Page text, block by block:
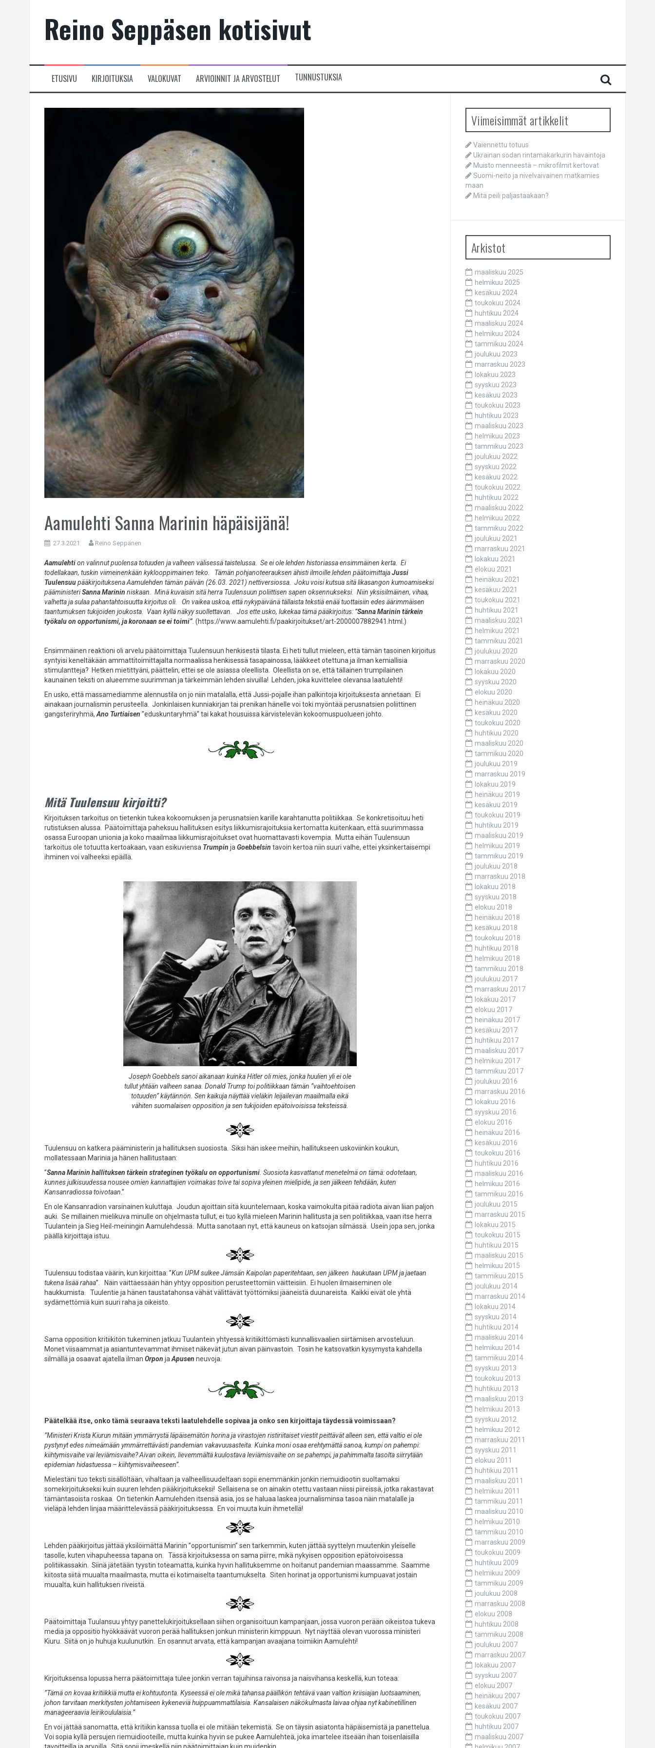
Reino Seppäsen kotisivut
ETUSIVU KIRJOITUKSIA VALOKUVAT ARVIOINNIT JA ARVOSTELUT TUNNUSTUKSIA
Aamulehti Sanna Marinin häpäisijänä!
27.3.2021 Reino Seppänen
Aamulehtion valinnut puolensa totuuden ja valheen välisessä taistelussa. Se ei ole lehden historiassa ensimmäinen kerta. Ei
todellakaan, tuskin viimeinenkään kyklooppimainen teko. Tämän pohjanoteerauksen ähisti ilmoille lehden päätoimittajaJussi
Tuulensuupääkirjoituksena Aamulehden tämän päivän (26.03. 2021) nettiversiossa. Joku voisi kutsua sitä likasangon kumoamiseksi
pääministeriSanna Marinin niskaan. Minä kuvaisin sitä herra Tuulensuun poliittisen sapen oksennukseksi. Niin yksisilmäinen, vihaa,
valhetta ja sulaa pahantahtoisuutta kirjoitus oli. On vaikea uskoa, että nykypäivänä tällaista tekstiä enää tuottaisiin edes äärimmäisen
taantumuksen tukijoiden joukosta. Vaan kyllä näkyy suollettavan. Jos ette usko, lukekaa tämä pääkirjoitus: ”Sanna Marinin tärkein
työkalu on opportunismi, ja koronaan se ei toimi”. (https://www.aamulehti.fi/paakirjoitukset/art-2000007882941.html.)
Ensimmäinen reaktioni oli arvelu päätoimittaja Tuulensuun henkisestä tilasta. Ei heti tullut mieleen, että tämän tasoinen kirjoitus
syntyisi keneltäkään ammattitoimittajalta normaalissa henkisessä tasapainossa, lääkkeet otettuna ja ilman kemiallisia
stimulantteja? Hetken mietittyäni, päättelin, ettei se ole asiassa oleellista. Oleellista on se, että tällainen trumpilainen
kaunainen teksti on alueemme suurimman ja tärkeimmän lehden sivuilla! Lehden, joka kuvittelee olevansa laatulehti!
En usko, että massamediamme alennustila on jo niin matalalla, että Jussi-pojalle ihan palkintoja kirjoituksesta annetaan. Ei
ainakaan journalismin perusteella. Jonkinlaisen kunniakirjan tai prenikan hänelle voi toki myöntää perusnatsien poliittinen
gangsteriryhmä, Ano Turtiaisen ”eduskuntaryhmä” tai kakat housuissa kärvistelevän kokoomuspuolueen johto.
Mitä Tuulensuu kirjoitti?
Kirjoituksen tarkoitus on tietenkin tukea kokoomuksen ja perusnatsien karille karahtanutta politiikkaa. Se konkretisoituu heti
rutistuksen alussa. Päätoimittaja paheksuu hallituksen esitys liikkumisrajoituksia kertomatta kuitenkaan, että suurimmassa
osassa Euroopan unionia ja koko maailmaa liikkumisrajoitukset ovat huomattavasti kovempia. Mutta eihän Tuulensuun
tarkoitus ole totuutta kertoakaan, vaan esikuviensa Trumpin ja Goebbelsin tavoin kertoa niin suuri valhe, ettei yksinkertaisempi
ihminen voi valheeksi epäillä.
Joseph Goebbels sanoi aikanaan kuinka Hitler oli mies, jonka huulien yli ei ole
tullut yhtään valheen sanaa. Donald Trump toi politiikkaan tämän ”vaihtoehtoisen
totuuden” käytännön. Sen kaikuja näyttää vieläkin leijailevan maailmalla eikä
vähiten suomalaisen opposition ja sen tukijoiden epätoivoisissa teksteissä.
Tuulensuu on katkera pääministerin ja hallituksen suosiosta. Siksi hän iskee meihin, hallitukseen uskoviinkin koukun,
mollatessaan Marinia ja hänen hallitustaan:
”Sanna Marinin hallituksen tärkein strateginen työkalu on opportunismi. Suosiota kasvattanut menetelmä on tämä: odotetaan,
kunnes julkisuudessa nousee omien kannattajien voimakas toive tai sopiva yleinen mielipide, ja sen jälkeen tehdään, kuten
Kansanradiossa toivotaan.”
En ole Kansanradion varsinainen kuluttaja. Joudun ajoittain sitä kuuntelemaan, koska vaimokulta pitää radiota aivan liian paljon
auki. Se millainen mielikuva minulle on ohjelmasta tullut, ei tuo kyllä mieleen Marinin hallitusta ja sen politiikkaa, vaan itse herra
Tuulantein ja Sieg Heil-meiningin Aamulehdessä. Mutta sanotaan nyt, että kauneus on katsojan silmässä. Usein jopa sen, jonka
päällä kirjoittaja istuu.
Tuulensuu todistaa väärin, kun kirjoittaa: ”Kun UPM sulkee Jämsän Kaipolan paperitehtaan, sen jälkeen haukutaan UPM ja jaetaan
tukena lisää rahaa”. Näin väittäessään hän yhtyy opposition perusteettomiin väitteisiin. Ei huolen ilmaiseminen ole
haukkumista. Tuulentie ja hänen taustatahonsa vähät välittävät työttömiksi jääneistä duunareista. Kaikki eivät ole yhtä
sydämettömiä kuin suuri raha ja oikeisto.
Sama opposition kritiikitön tukeminen jatkuu Tuulantein yhtyessä kritiikittömästi kunnallisvaalien siirtämisen arvosteluun.
Monet viisaammat ja asiantuntevammat ihmiset näkevät jutun aivan päinvastoin. Tosin he katsovatkin kysymysta kahdella
silmällä ja osaavat ajatella ilman Orpon jaApusen neuvoja.
Päätelkää itse, onko tämä seuraava teksti laatulehdelle sopivaa ja onko sen kirjoittaja täydessä voimissaan?
”Ministeri Krista Kiurun mitään ymmärrystä läpäisemätön horina ja virastojen ristiriitaiset viestit peittävät alleen sen, että valtio ei ole
pystynyt edes nimeämään ymmärrettävästi pandemian vakavuusasteita. Kuinka moni osaa erehtymättä sanoa, kumpi on pahempi:
kiihtymisvaihe vai leviämisvaihe? Aivan oikein, lievemmältä kuulostava leviämisvaihe on se pahempi, ja pahimmalta tasolta siirrytään
epidemian hidastuessa – kiihtymisvaiheeseen”.
Mielestäni tuo teksti sisällöltään, vihaltaan ja valheellisuudeltaan sopii enemmänkin jonkin riemuidiootin suoltamaksi
somekirjoitukseksi kuin suuren lehden pääkirjoitukseksi! Sellaisena se on ainakin otettu vastaan niissi piireissä, jotka rakastavat
tämäntasoista roskaa. On tietenkin Aamulehden itsensä asia, jos se haluaa laskea journalisminsa tasoa näin matalalle ja
vieläpä lehden linjaa määrittelevässä pääkirjoituksessa. En voi muuta kuin ihmetellä!
Lehden pääkirjoitus jättää yksilöimättä Marinin ”opportunismin” sen tarkemmin, kuten jättää syyttelyn muutenkin yleiselle
tasolle, kuten vihapuheessa tapana on. Tässä kirjoituksessa on sama piirre, mikä nykyisen opposition epätoivoisessa
politiikassakin. Siinä jätetään tyystin toteamatta, kuinka hyvin hallituksemme on hoitanut pandemian maassamme. Saamme
kiitosta siitä muualta maailmasta, mutta ei kotimaiselta taantumukselta. Siten horinat ja opportunismi kumpuavat jostain
muualta, kuin hallituksen riveistä.
Päätoimittaja Tuulansuu yhtyy panettelukirjoituksellaan siihen organisoituun kampanjaan, jossa vuoron perään oikeistoa tukeva
media ja oppositio hyökkäävät vuoron perää hallituksen jonkun ministerin kimppuun. Nyt näyttää olevan vuorossa ministeri
Kiuru. Siitä on jo huhuja kuulunutkin. En osannut arvata, että kampanjan avaajana toimiikin Aamulehti!
Kirjoituksensa lopussa herra päätoimittaja tulee jonkin verran tajuihinsa raivonsa ja naisvihansa keskellä, kun toteaa:
”Tämä on kovaa kritiikkiä mutta ei kohtuutonta. Kyseessä ei ole mikä tahansa päällikön tehtävä vaan valtion kriisiajan luotsaaminen,
johon tarvitaan merkitysten johtamiseen kykeneviä huippuammattilaisia. Kansalaisen näkökulmasta laivaa ohjaa nyt kabinetillinen
manageeraavia leirikoululaisia.”
En voi jättää sanomatta, että kritiikin kanssa tuolla ei ole mitään tekemistä. Se on täysin asiatonta häpäisemistä ja panettelua.
Voi sopia kyllä persujen riemuidiooteille, mutta kuinka hyvin se pukee Aamulehteä, joka imartelee itseään ihan toisenlaisilla
Viimeisimmät artikkelit
Vaiennettu totuus
Ukrainan sodan rintamakarkurin havaintoja
Muisto menneestä – mikrofilmit kertovat
Suomi-neito ja nivelvaivainen matkamies
maan
Mitä peili paljastaakaan?
Arkistot
maaliskuu 2025
helmikuu 2025
kesäkuu 2024
toukokuu 2024
huhtikuu 2024
maaliskuu 2024
helmikuu 2024
tammikuu 2024
joulukuu 2023
marraskuu 2023
lokakuu 2023
syyskuu 2023
kesäkuu 2023
toukokuu 2023
huhtikuu 2023
maaliskuu 2023
helmikuu 2023
tammikuu 2023
joulukuu 2022
syyskuu 2022
kesäkuu 2022
toukokuu 2022
huhtikuu 2022
maaliskuu 2022
helmikuu 2022
tammikuu 2022
joulukuu 2021
marraskuu 2021
lokakuu 2021
elokuu 2021
heinäkuu 2021
kesäkuu 2021
toukokuu 2021
huhtikuu 2021
maaliskuu 2021
helmikuu 2021
tammikuu 2021
joulukuu 2020
marraskuu 2020
lokakuu 2020
syyskuu 2020
elokuu 2020
heinäkuu 2020
kesäkuu 2020
toukokuu 2020
huhtikuu 2020
maaliskuu 2020
tammikuu 2020
joulukuu 2019
marraskuu 2019
lokakuu 2019
heinäkuu 2019
kesäkuu 2019
toukokuu 2019
huhtikuu 2019
maaliskuu 2019
helmikuu 2019
tammikuu 2019
joulukuu 2018
marraskuu 2018
lokakuu 2018
syyskuu 2018
elokuu 2018
heinäkuu 2018
kesäkuu 2018
toukokuu 2018
huhtikuu 2018
helmikuu 2018
tammikuu 2018
joulukuu 2017
marraskuu 2017
lokakuu 2017
elokuu 2017
heinäkuu 2017
kesäkuu 2017
huhtikuu 2017
maaliskuu 2017
helmikuu 2017
tammikuu 2017
joulukuu 2016
marraskuu 2016
lokakuu 2016
syyskuu 2016
elokuu 2016
heinäkuu 2016
kesäkuu 2016
toukokuu 2016
huhtikuu 2016
maaliskuu 2016
helmikuu 2016
tammikuu 2016
joulukuu 2015
marraskuu 2015
lokakuu 2015
toukokuu 2015
huhtikuu 2015
maaliskuu 2015
helmikuu 2015
tammikuu 2015
joulukuu 2014
marraskuu 2014
lokakuu 2014
syyskuu 2014
huhtikuu 2014
maaliskuu 2014
helmikuu 2014
tammikuu 2014
syyskuu 2013
toukokuu 2013
huhtikuu 2013
maaliskuu 2013
helmikuu 2013
syyskuu 2012
helmikuu 2012
marraskuu 2011
syyskuu 2011
elokuu 2011
huhtikuu 2011
maaliskuu 2011
helmikuu 2011
tammikuu 2011
maaliskuu 2010
helmikuu 2010
tammikuu 2010
marraskuu 2009
toukokuu 2009
huhtikuu 2009
helmikuu 2009
tammikuu 2009
joulukuu 2008
marraskuu 2008
elokuu 2008
huhtikuu 2008
tammikuu 2008
joulukuu 2007
marraskuu 2007
lokakuu 2007
syyskuu 2007
elokuu 2007
heinäkuu 2007
kesäkuu 2007
toukokuu 2007
huhtikuu 2007
maaliskuu 2007